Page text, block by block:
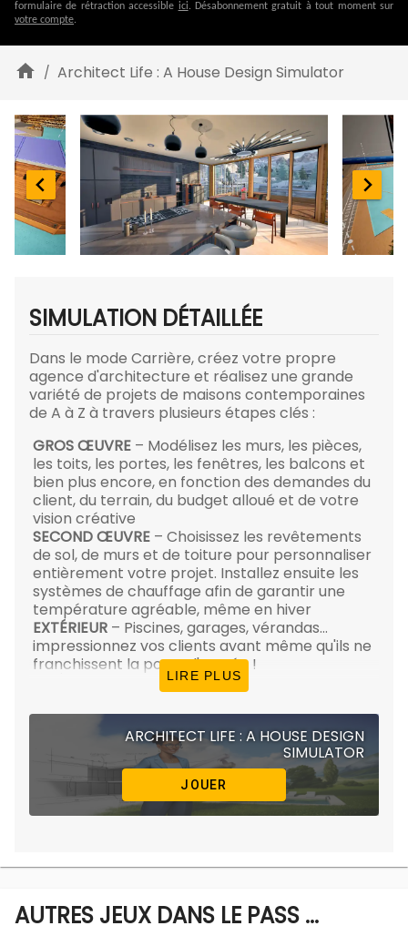
formulaire de rétraction accessible ici. Désabonnement gratuit à tout moment sur
votre compte.
Architect Life : A House Design Simulator
SIMULATION DÉTAILLÉE
Dans le mode Carrière, créez votre propre
agence d'architecture et réalisez une grande
variété de projets de maisons contemporaines
de A à Z à travers plusieurs étapes clés :
GROS ŒUVRE – Modélisez les murs, les pièces,
les toits, les portes, les fenêtres, les balcons et
bien plus encore, en fonction des demandes du
client, du terrain, du budget alloué et de votre
vision créative
SECOND ŒUVRE – Choisissez les revêtements
de sol, de murs et de toiture pour personnaliser
entièrement votre projet. Installez ensuite les
systèmes de chauffage afin de garantir une
température agréable, même en hiver
EXTÉRIEUR – Piscines, garages, vérandas…
impressionnez vos clients avant même qu'ils ne
franchissent la porte d'entrée !
– Optimisez chaque pièce en
pour permettre aux acheteurs de se projeter
dans leur futur logement
DÉCORATION
– Une option idéale pour les
joueurs les plus créatifs qui souhaitent peaufiner
chaque détail, de la bougie sur une commode
jusqu'à l'emplacement et la couleur parfaits des
traitants en fonction de votre budget restant et
aux imprévus, car un chantier ne se déroule
jamais exactement comme prévu !
LIRE PLUS
ARCHITECT LIFE : A HOUSE DESIGN
SIMULATOR
JOUER
AUTRES JEUX DANS LE PASS ...